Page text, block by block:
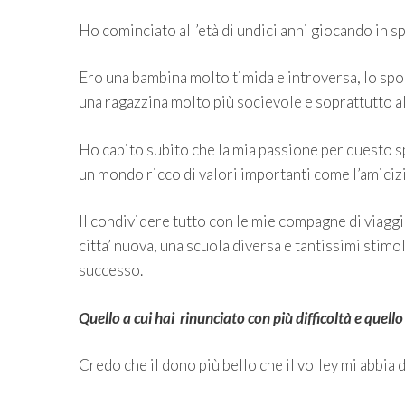
Ho cominciato all’età di undici anni giocando in
Ero una bambina molto timida e introversa, lo
una ragazzina molto più socievole e soprattutto
Ho capito subito che la mia passione per questo
un mondo ricco di valori importanti come
Il condividere tutto con le mie compagne di
citta’ nuova, una scuola diversa e tantissimi
successo.
Quello a cui hai rinunciato con più difficoltà e
Credo che il dono più bello che il volley mi